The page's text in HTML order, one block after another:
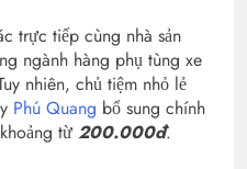
trực tiếp cùng nhà sản
ngành hàng phụ tùng xe
nhiên, chủ tiệm nhỏ lẻ
Phú Quang bổ sung chính
từ 200.000đ.